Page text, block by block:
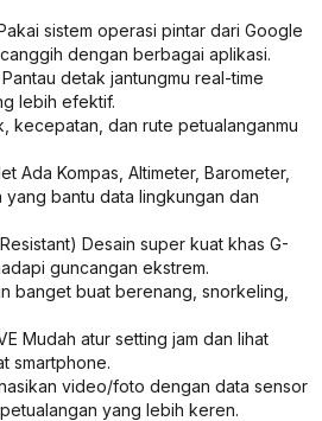
sistem operasi pintar dari Google
dengan berbagai aplikasi.
detak jantungmu real-time
lebih efektif.
kecepatan, dan rute petualanganmu
Ada Kompas, Altimeter, Barometer,
bantu data lingkungan dan
Desain super kuat khas G-
guncangan ekstrem.
banget buat berenang, snorkeling,
Mudah atur setting jam dan lihat
smartphone.
video/foto dengan data sensor
yang lebih keren.